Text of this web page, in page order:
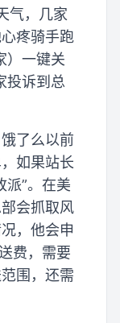
气，几家
疼骑手跑
）一键关
投诉到总
了么以前
如果站长
派”。在美
会抓取风
，他会申
费，需要
围，还需